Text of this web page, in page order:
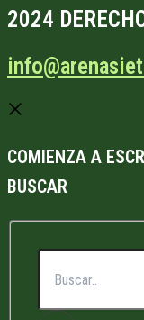
2024
COMIENZA A
BUSCAR